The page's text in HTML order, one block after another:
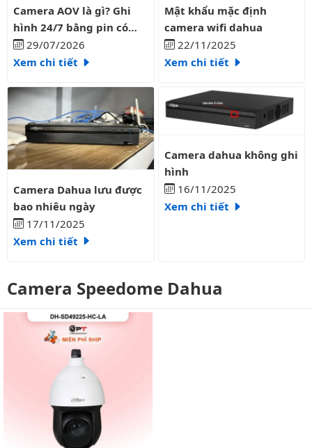
Camera AOV là gì? Ghi hình 24/7 bằng pin có liên tục?
Camera AOV là gì? Ghi
hình 24/7 bằng pin có
liên tục?
29/07/2026
Xem chi tiết
Mật khẩu mặc định camera
Mật khẩu mặc định
camera wifi dahua
22/11/2025
Xem chi tiết
Camera Dahua lưu được bao nhiêu ngày
Camera Dahua lưu được
bao nhiêu ngày
17/11/2025
Xem chi tiết
Camera dahua không ghi hình
Camera dahua không ghi
hình
16/11/2025
Xem chi tiết
Camera Speedome Dahua